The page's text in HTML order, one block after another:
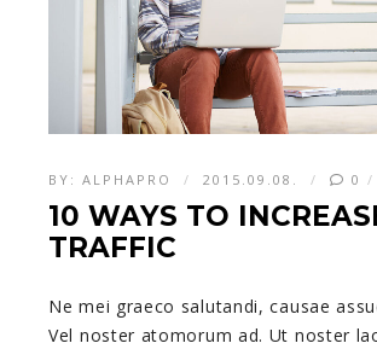
BY: ALPHAPRO 2015.09.08. 0
10 WAYS TO
TRAFFIC
Ne mei graeco salutandi, causae
Vel noster atomorum ad. Ut noster